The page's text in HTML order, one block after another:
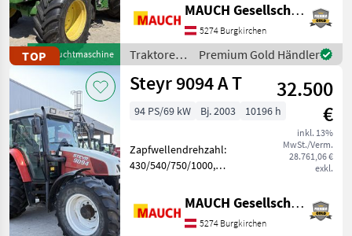
TOPGebrauchtmaschine
Ladeluftkühlung,
Höchstgeschwindigkeit in
km/h: 40 km/h, Getriebeart
Landmaschine:
Lastschaltgetriebe, Antri
MAUCH Gesellschaft m.b.H. & Co.KG
5274 Burgkirchen
Traktoren
/ John
Deere
Premium Gold Händler
Steyr 9094 A T
32.500
€
inkl. 13%
MwSt./Verm.
28.761,06 €
exkl.
94 PS/69 kW Bj. 2003 10196 h
Zapfwellendrehzahl:
430/540/750/1000,
Anhängevorrichtung (mm):
32mm, Aufladung:
MAUCH Gesellschaft m.b.H. & Co.KG
5274 Burgkirchen